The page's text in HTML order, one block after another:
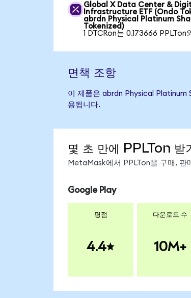
Global X Data Center &
Infrastructure ETF (Ondo
abrdn Physical Platinum
Tokenized)
1 DTCRon는 0.173666 PPLTon
면책 조항
이 제품은 abrdn Physical Platinum
용됩니다.
몇 초 만에 PPLTon 받
MetaMask에서 PPLTon을 구매, 판
Google Play
평점
4.4
다운로드 수
10M+